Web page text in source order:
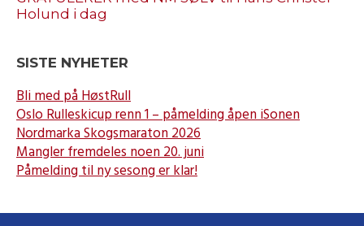
Holund i dag
SISTE NYHETER
Bli med på HøstRull
Oslo Rulleskicup renn 1 – påmelding åpen iSonen
Nordmarka Skogsmaraton 2026
Mangler fremdeles noen 20. juni
Påmelding til ny sesong er klar!